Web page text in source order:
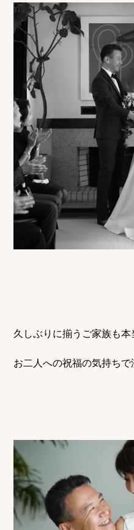
久しぶりに揃うご家族も本
お二人への祝福の気持ちで